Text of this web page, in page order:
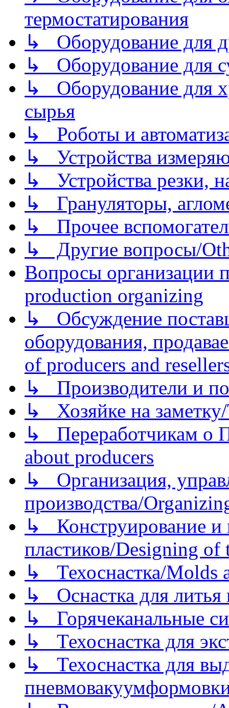
термостатирования
↳ Оборудование для
↳ Оборудование для
↳ Оборудование для
сырья
↳ Роботы и
↳ Устройства
↳ Устройства резки,
↳ Грануляторы,
↳ Прочее
↳ Другие вопросы/
Вопросы организации
production organizing
↳ Обсуждение
оборудования,
of producers and
↳ Производители и
↳ Хозяйке на
↳ Переработчикам о
about producers
↳ Организация,
производства/
↳ Конструирование и
пластиков/Designing of
↳ Техоснастка/Molds
↳ Оснастка для литья
↳ Горячеканальные
↳ Техоснастка для
↳ Техоснастка для